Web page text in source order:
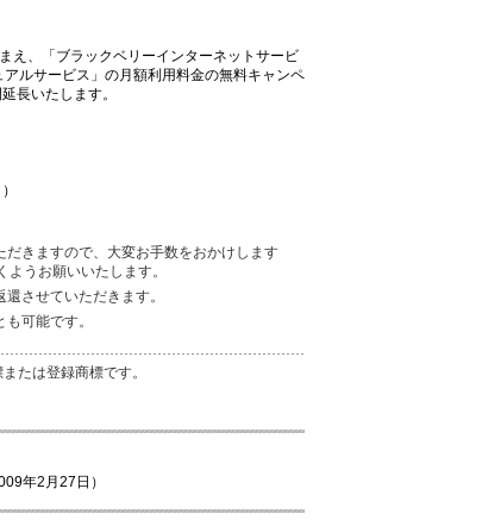
え、「ブラックベリーインターネットサービ
ルサービス」の月額利用料金の無料キャンペ
長いたします。
きますので、大変お手数をおかけします
うお願いいたします。
させていただきます。
可能です。
たは登録商標です。
年2月27日）